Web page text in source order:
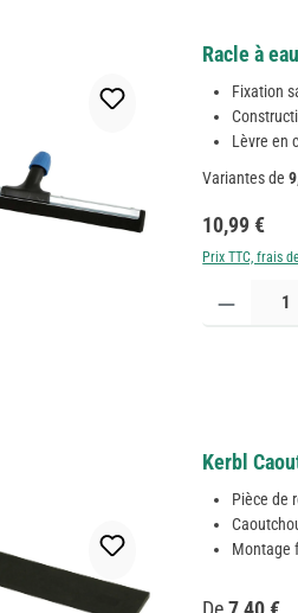
Racle à
Fixation
Lèvre en
Variantes de
Prix régulier :
10,99 €
Prix TTC, frais
Quantité de
Kerbl
Pièce de
Montage
Prix régulier :